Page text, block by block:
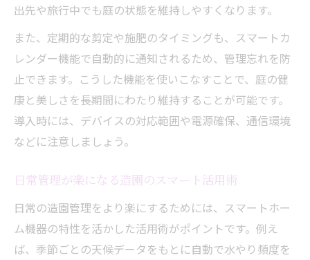
出先や旅行中でも庭の状態を維持しやすくなります。
また、定期的な剪定や施肥のタイミングも、スマートカ
レンダー機能で自動的に通知されるため、管理忘れを防
止できます。こうした機能を使いこなすことで、庭の健
康と美しさを長期間にわたり維持することが可能です。
導入時には、デバイスの対応範囲や電源確保、通信環境
などに注意しましょう。
日常管理が楽になる造園のスマート活用術
日常の造園管理をより楽にするためには、スマートホー
ム機器の特性を活かした活用術がポイントです。例え
ば、季節ごとの天候データをもとに自動で水やり頻度を